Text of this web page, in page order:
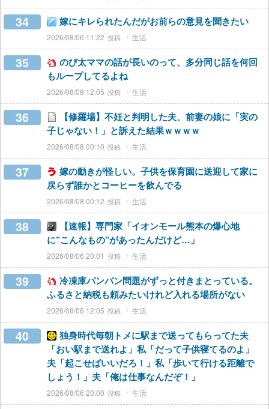
34 嫁にキレられたんだがお前らの意見を聞きたい
2026/08/06 11:22 生活
35
のび太ママの話が長いのって、多分同じ話を何回
もループしてるよね
2026/08/08 12:05 生活
36
【修羅場】不妊と判明した夫、前妻の娘に「実の
子じゃない！」と訴えた結果ｗｗｗｗ
2026/08/08 00:10 生活
37
嫁の動きが怪しい。子供を保育園に送迎して家に
戻らず誰かとコーヒーを飲んでる
2026/08/08 00:12 生活
38
【速報】専門家「イオンモール熊本の爆心地
に”こんなもの”があったんだけど…」
2026/08/06 20:01 生活
39
冷凍庫パンパン問題がずっと付きまとっている。
ふるさと納税も頼みたいけれど入れる場所がない
2026/08/06 12:05 生活
40
独身時代毎朝トメに駅まで送ってもらってた夫
「おい駅まで送れよ」私「だって子供寝てるのよ」
夫「起こせばいいだろ！」私「歩いて行ける距離で
しょう！」夫「俺は仕事なんだぞ！」
2026/08/06 20:00 生活